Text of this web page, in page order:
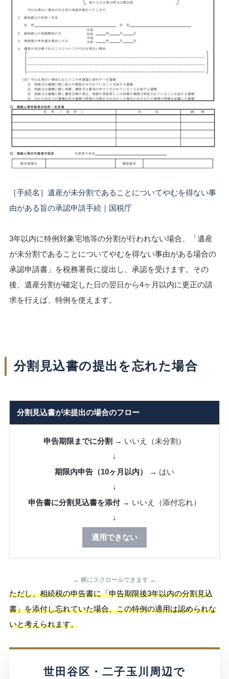
［手続名］遺産が未分割であることについてやむを得ない事
由がある旨の承認申請手続｜国税庁
3年以内に特例対象宅地等の分割が行われない場合、「遺産
が未分割であることについてやむを得ない事由がある場合の
承認申請書」を税務署長に提出し、承認を受けます。その
後、遺産分割が確定した日の翌日から4ヶ月以内に更正の請
求を行えば、特例を使えます。
分割見込書の提出を忘れた場合
分割見込書が未提出の場合のフロー
申告期限までに分割 → いいえ（未分割）
↓
期限内申告（10ヶ月以内）
→ はい
↓
申告書に分割見込書を添付→ いいえ（添付忘れ）
↓
適用できない
← 横にスクロールできます →
ただし、相続税の申告書に「申告期限後3年以内の分割見込
書」を添付し忘れていた場合、この特例の適用は認められな
いと考えられます。
世田谷区・二子玉川周辺で